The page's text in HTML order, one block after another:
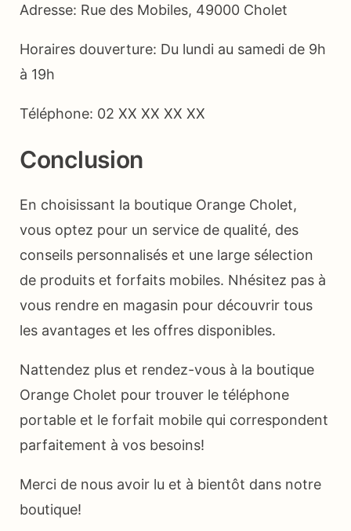
Adresse: Rue des Mobiles, 49000 Cholet
Horaires douverture: Du lundi au samedi de 9h
à 19h
Téléphone: 02 XX XX XX XX
Conclusion
En choisissant la boutique Orange Cholet,
vous optez pour un service de qualité, des
conseils personnalisés et une large sélection
de produits et forfaits mobiles. Nhésitez pas à
vous rendre en magasin pour découvrir tous
les avantages et les offres disponibles.
Nattendez plus et rendez-vous à la boutique
Orange Cholet pour trouver le téléphone
portable et le forfait mobile qui correspondent
parfaitement à vos besoins!
Merci de nous avoir lu et à bientôt dans notre
boutique!